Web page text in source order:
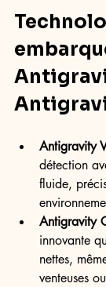
Antigravity
détection
fluide,
Antigravity
innovante
nettes,
venteuses